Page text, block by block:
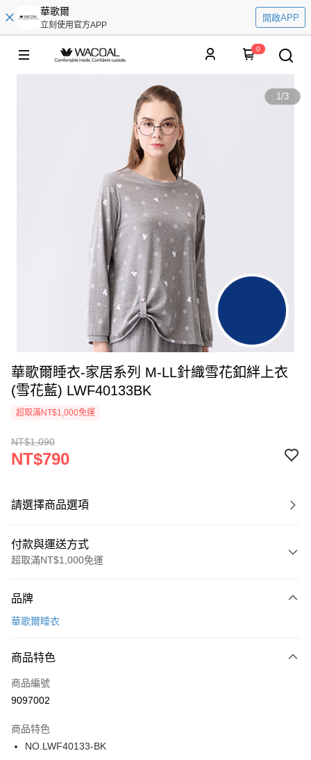
華歌爾
立刻使用官方APP
開啟APP
0
1/3
華歌爾睡衣-家居系列 M-LL針織雪花釦絆上衣
(雪花藍) LWF40133BK
超取滿NT$1,000免運
NT$1,090
NT$790
請選擇商品選項
付款與運送方式
超取滿NT$1,000免運
信用卡一次付款
LINE Pay
街口支付
運送方式
品牌
華歌爾睡衣
商品特色
商品編號
9097002
商品特色
NO.LWF40133-BK